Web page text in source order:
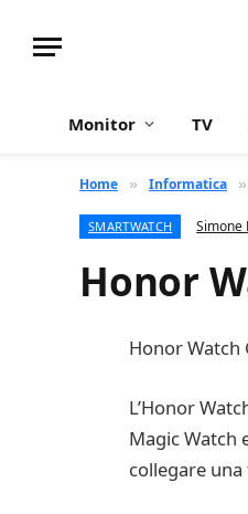
Monitor TV
Home » Informatica »
SMARTWATCH Simone
Honor
Honor Watch
L’Honor
Magic Watch
collegare